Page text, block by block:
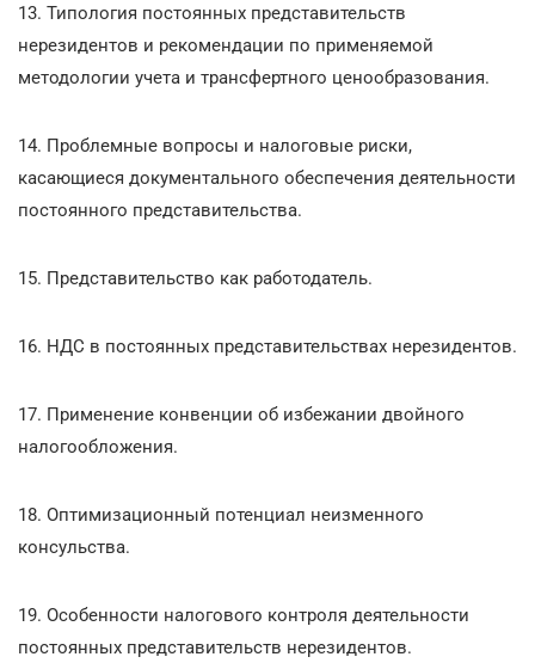
13. Типология постоянных представительств
нерезидентов и рекомендации по применяемой
методологии учета и трансфертного ценообразования.
14. Проблемные вопросы и налоговые риски,
касающиеся документального обеспечения деятельности
постоянного представительства.
15. Представительство как работодатель.
16. НДС в постоянных представительствах нерезидентов.
17. Применение конвенции об избежании двойного
налогообложения.
18. Оптимизационный потенциал неизменного
консульства.
19. Особенности налогового контроля деятельности
постоянных представительств нерезидентов.